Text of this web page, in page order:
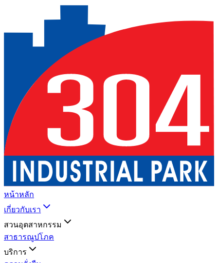
หน้าหลัก
เกี่ยวกับเรา
สวนอุตสาหกรรม
สาธารณูปโภค
บริการ